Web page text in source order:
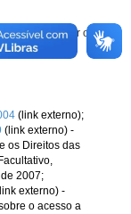
melhor o
nos sites da
(link externo);
(link externo) -
os Direitos das
2007;
externo) -
o acesso a